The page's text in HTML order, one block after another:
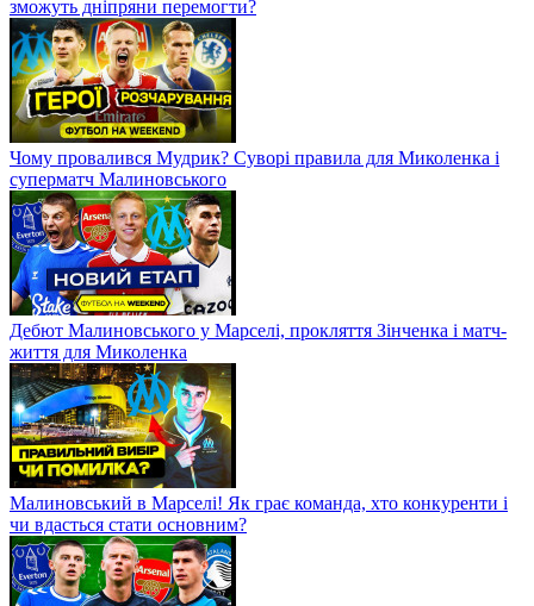
зможуть дніпряни перемогти?
Чому провалився Мудрик? Суворі правила для Миколенка і
суперматч Малиновського
Дебют Малиновського у Марселі, прокляття Зінченка і матч-
життя для Миколенка
Малиновський в Марселі! Як грає команда, хто конкуренти і
чи вдасться стати основним?